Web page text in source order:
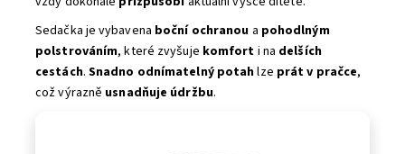
Sedačka je vybavena boční ochranou a pohodlným
polstrováním, které zvyšuje komfort i na delších
cestách. Snadno odnímatelný potahlze prát v pračce,
což výrazně usnadňuje údržbu.